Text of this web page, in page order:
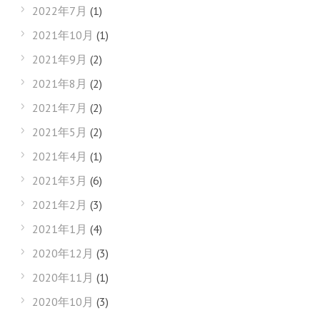
2022年7月 (1)
2021年10月 (1)
2021年9月 (2)
2021年8月 (2)
2021年7月 (2)
2021年5月 (2)
2021年4月 (1)
2021年3月 (6)
2021年2月 (3)
2021年1月 (4)
2020年12月 (3)
2020年11月 (1)
2020年10月 (3)